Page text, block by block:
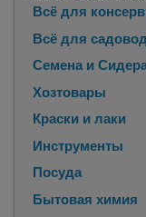
Всё для
Всё для
Семена и
Хозтовары
Краски и лаки
Инструменты
Посуда
Бытовая химия